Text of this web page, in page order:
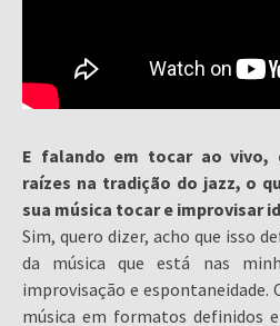
E falando em tocar ao vivo,
raízes na tradição do jazz, o
sua música tocar e improvisar
Sim, quero dizer, acho que isso
da música que está nas
improvisação e espontaneidade.
música em formatos definidos